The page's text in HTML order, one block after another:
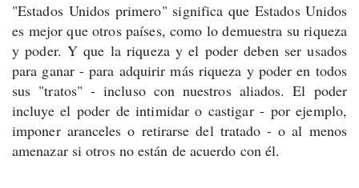
"Estados Unidos primero" significa que Estados Unidos
es mejor que otros países, como lo demuestra su riqueza
y poder. Y que la riqueza y el poder deben ser usados
para ganar - para adquirir más riqueza y poder en todos
sus "tratos" - incluso con nuestros aliados. El poder
incluye el poder de intimidar o castigar - por ejemplo,
imponer aranceles o retirarse del tratado - o al menos
amenazar si otros no están de acuerdo con él.